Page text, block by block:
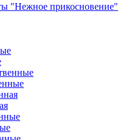
"Нежное прикосновение"